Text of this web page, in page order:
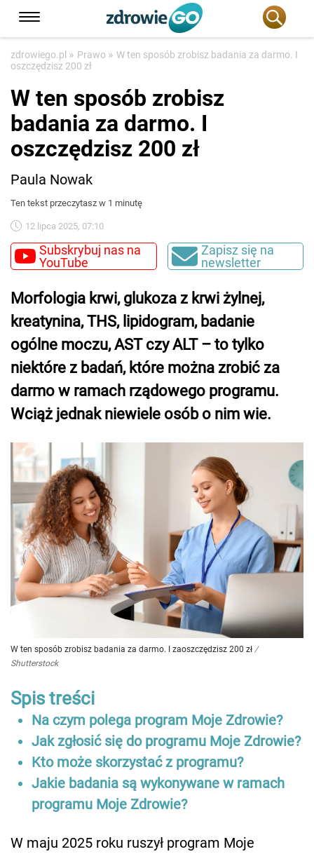
zdrowiego.pl » Prawo » W ten sposób zrobisz badania za darmo. I
oszczędzisz 200 zł
W ten sposób zrobisz
badania za darmo. I
oszczędzisz 200 zł
Paula Nowak
Ten tekst przeczytasz w 1 minutę
12 lipca 2025, 07:10
Subskrybuj nas na
YouTube
Zapisz się na
newsletter
Morfologia krwi, glukoza z krwi żylnej,
kreatynina, THS, lipidogram, badanie
ogólne moczu, AST czy ALT – to tylko
niektóre z badań, które można zrobić za
darmo w ramach rządowego programu.
Wciąż jednak niewiele osób o nim wie.
W ten sposób zrobisz badania za darmo. I zaoszczędzisz 200 zł /
Shutterstock
Spis treści
Na czym polega program Moje Zdrowie?
Jak zgłosić się do programu Moje Zdrowie?
Kto może skorzystać z programu?
Jakie badania są wykonywane w ramach
programu Moje Zdrowie?
W maju 2025 roku ruszył program Moje